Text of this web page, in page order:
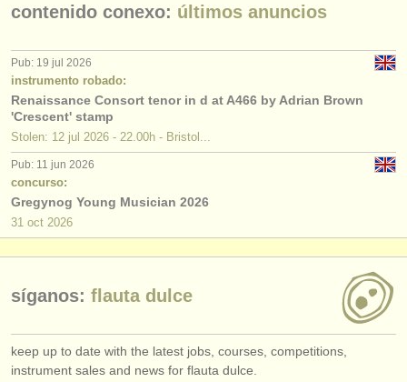
jóvenes orquestas
musicalchairs:
acerca de musicalchairs
contáctenos
fuentes rss
noticias sobre música clásica
anúnciese con nosotros
find out about ourATS
contenido conexo: últimos anuncios
Pub: 19 jul 2026
instrumento robado:
Renaissance Consort tenor in d at A466 by Adrian Brown
'Crescent' stamp
Stolen: 12 jul 2026 - 22.00h - Bristol...
Pub: 11 jun 2026
concurso:
Gregynog Young Musician 2026
31 oct 2026
síganos: flauta dulce
keep up to date with the latest jobs, courses, competitions,
instrument sales and news for flauta dulce.